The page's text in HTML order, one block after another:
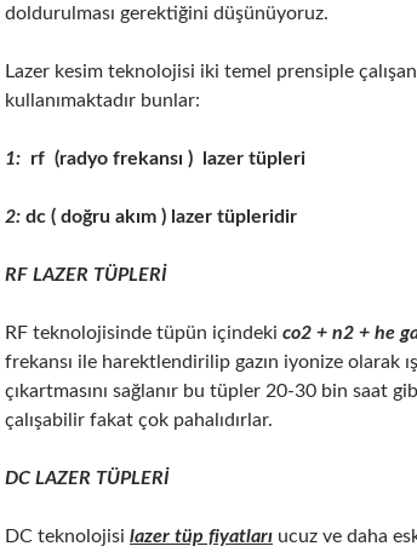
doldurulması gerektiğini düşünüyoruz.
Lazer kesim teknolojisi iki temel prensiple
kullanımaktadır bunlar:
1: rf (radyo frekansı ) lazer tüpleri
2: dc ( doğru akım ) lazer tüpleridir
RF LAZER TÜPLERİ
RF teknolojisinde tüpün içindeki co2 + n2 + he
frekansı ile harektlendirilip gazın iyonize olarak
çıkartmasını sağlanır bu tüpler 20-30 bin saat
çalışabilir fakat çok pahalıdırlar.
DC LAZER TÜPLERİ
DC teknolojisi lazer tüp fiyatları ucuz ve daha